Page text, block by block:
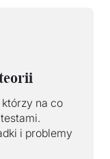
na co
i problemy